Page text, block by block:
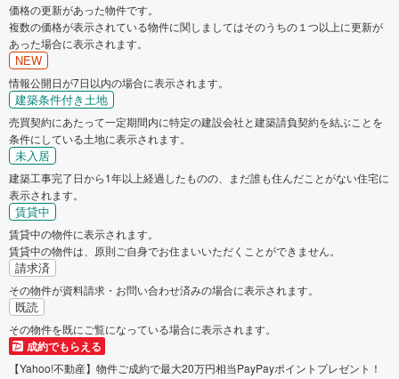
価格の更新があった物件です。
複数の価格が表示されている物件に関しましてはそのうちの１つ以上に更新が
あった場合に表示されます。
NEW
情報公開日が7日以内の場合に表示されます。
建築条件付き土地
売買契約にあたって一定期間内に特定の建設会社と建築請負契約を結ぶことを
条件にしている土地に表示されます。
未入居
建築工事完了日から1年以上経過したものの、まだ誰も住んだことがない住宅に
表示されます。
賃貸中
賃貸中の物件に表示されます。
賃貸中の物件は、原則ご自身でお住まいいただくことができません。
請求済
その物件が資料請求・お問い合わせ済みの場合に表示されます。
既読
その物件を既にご覧になっている場合に表示されます。
成約でもらえる
【Yahoo!不動産】物件ご成約で最大20万円相当PayPayポイントプレゼント！